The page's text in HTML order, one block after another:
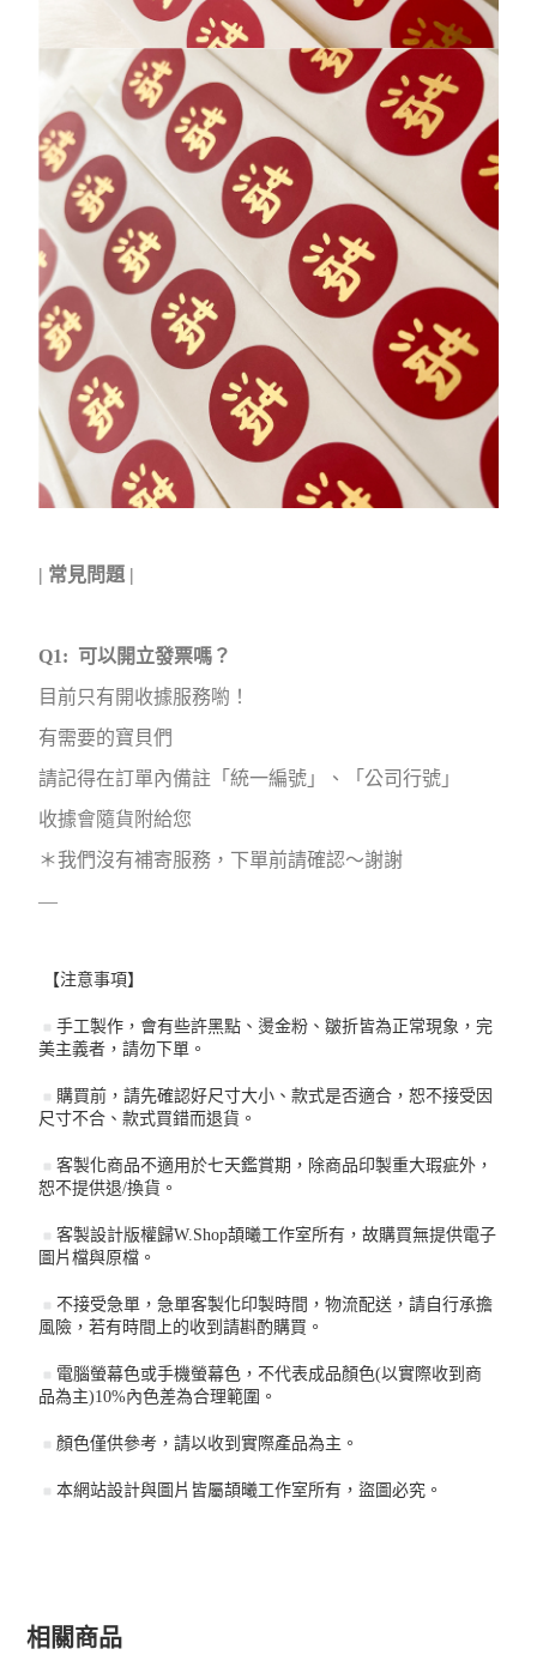
| 常見問題 |
Q1: 可以開立發票嗎？
目前只有開收據服務喲！
有需要的寶貝們
請記得在訂單內備註「統一編號」、「公司行號」
收據會隨貨附給您
＊我們沒有補寄服務，下單前請確認～謝謝
—
【注意事項】
手工製作，會有些許黑點、燙金粉、皺折皆為正常現象，完
美主義者，請勿下單。
購買前，請先確認好尺寸大小、款式是否適合，恕不接受因
尺寸不合、款式買錯而退貨。
客製化商品不適用於七天鑑賞期，除商品印製重大瑕疵外，
恕不提供退/換貨。
客製設計版權歸W.Shop頡曦工作室所有，故購買無提供電子
圖片檔與原檔。
不接受急單，急單客製化印製時間，物流配送，請自行承擔
風險，若有時間上的收到請斟酌購買。
電腦螢幕色或手機螢幕色，不代表成品顏色(以實際收到商
品為主)10%內色差為合理範圍。
顏色僅供參考，請以收到實際產品為主。
本網站設計與圖片皆屬頡曦工作室所有，盜圖必究。
相關商品